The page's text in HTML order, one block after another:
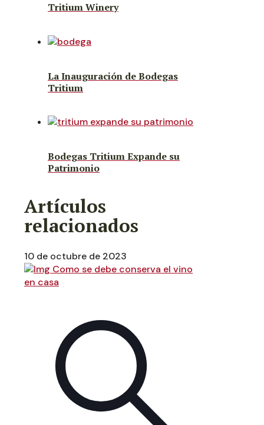
Tritium Winery
La Inauguración de Bodegas
Tritium
Bodegas Tritium Expande su
Patrimonio
Artículos
relacionados
10 de octubre de 2023